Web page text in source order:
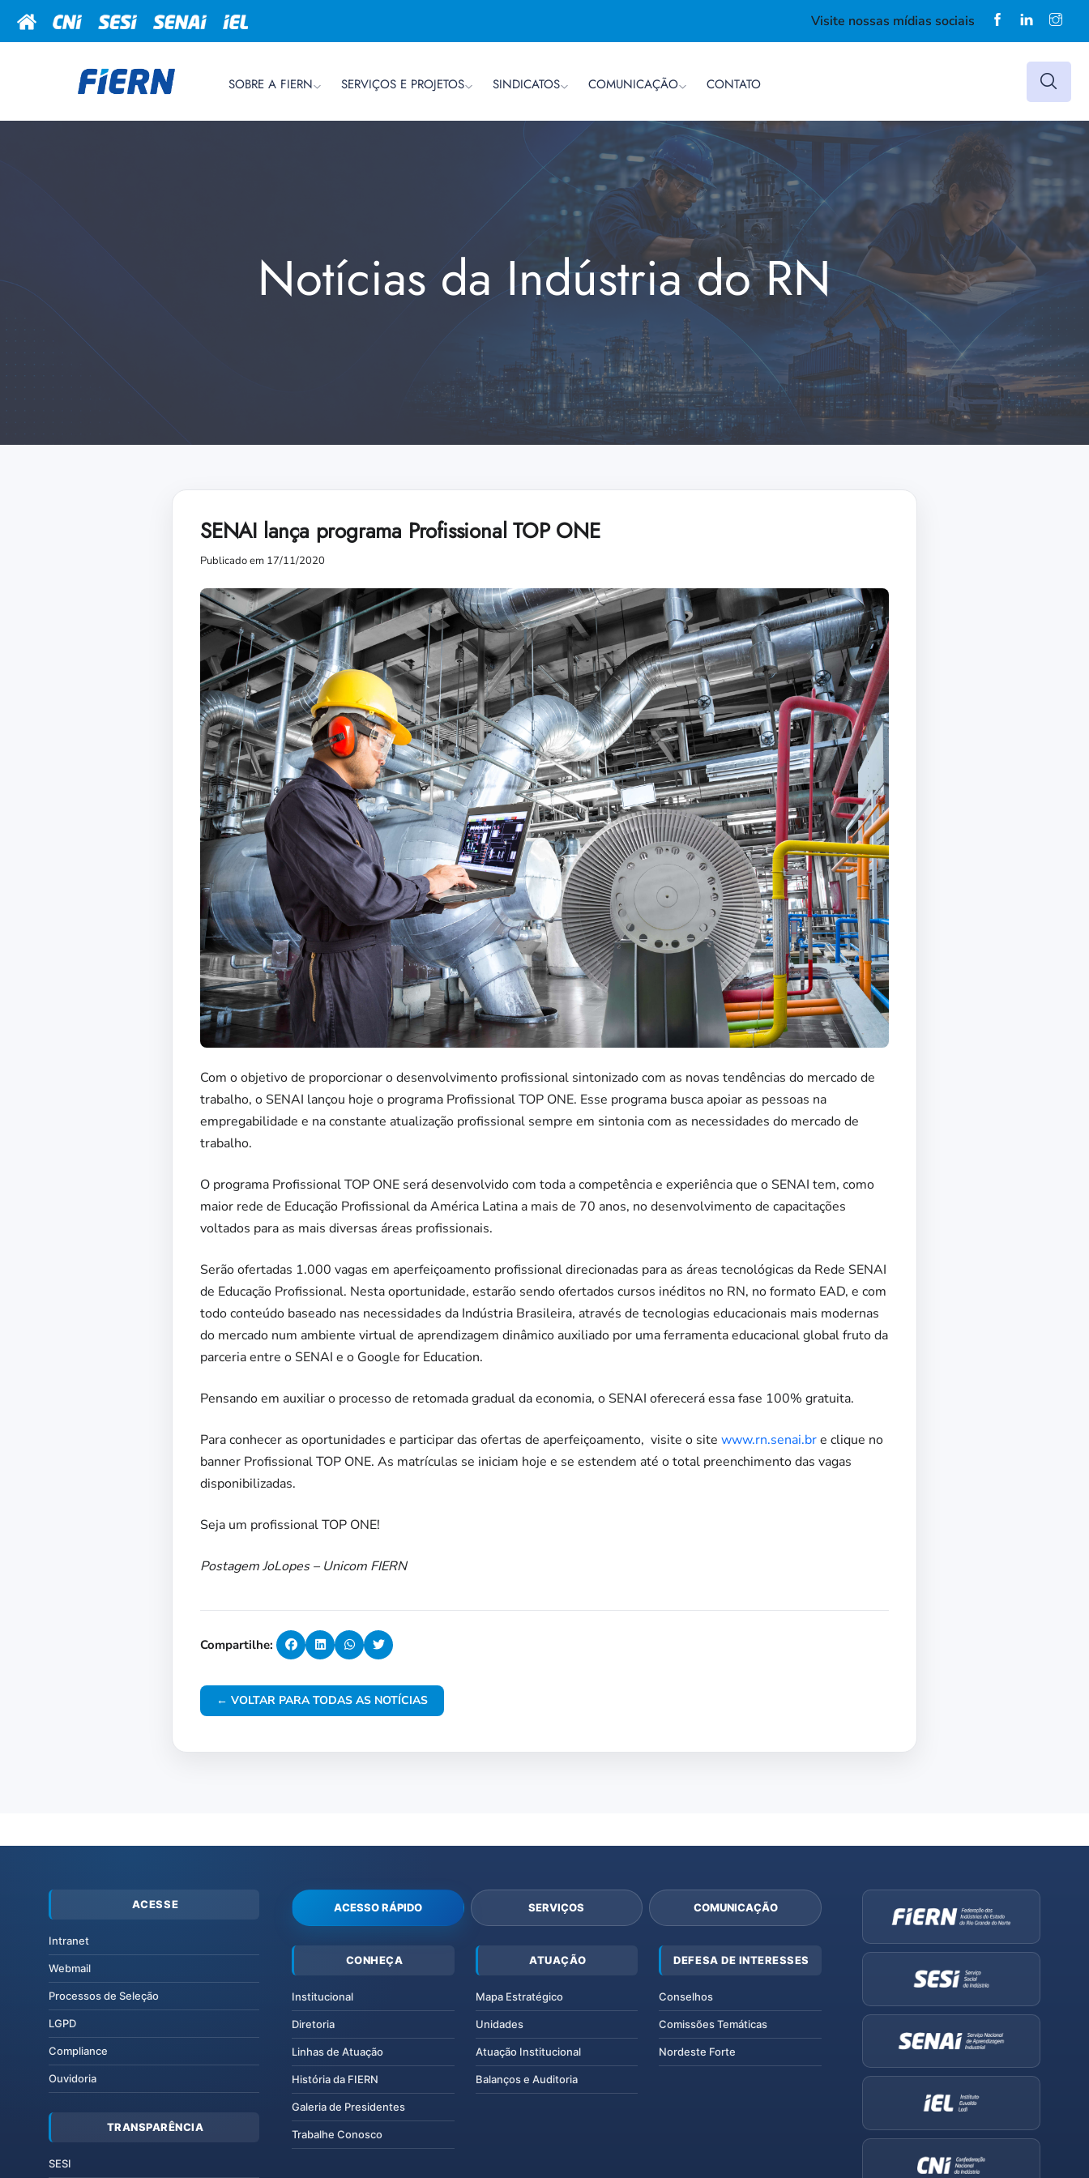
Visite nossas mídias sociais
SOBRE A FIERN SERVIÇOS E PROJETOS SINDICATOS COMUNICAÇÃO CONTATO
Notícias da Indústria do RN
SENAI lança programa Profissional TOP ONE
Publicado em 17/11/2020
Com o objetivo de proporcionar o desenvolvimento profissional sintonizado com as novas tendências do mercado de
trabalho, o SENAI lançou hoje o programa Profissional TOP ONE. Esse programa busca apoiar as pessoas na
empregabilidade e na constante atualização profissional sempre em sintonia com as necessidades do mercado de
trabalho.
O programa Profissional TOP ONE será desenvolvido com toda a competência e experiência que o SENAI tem, como
maior rede de Educação Profissional da América Latina a mais de 70 anos, no desenvolvimento de capacitações
voltados para as mais diversas áreas profissionais.
Serão ofertadas 1.000 vagas em aperfeiçoamento profissional direcionadas para as áreas tecnológicas da Rede SENAI
de Educação Profissional. Nesta oportunidade, estarão sendo ofertados cursos inéditos no RN, no formato EAD, e com
todo conteúdo baseado nas necessidades da Indústria Brasileira, através de tecnologias educacionais mais modernas
do mercado num ambiente virtual de aprendizagem dinâmico auxiliado por uma ferramenta educacional global fruto da
parceria entre o SENAI e o Google for Education.
Pensando em auxiliar o processo de retomada gradual da economia, o SENAI oferecerá essa fase 100% gratuita.
Para conhecer as oportunidades e participar das ofertas de aperfeiçoamento, visite o site www.rn.senai.bre clique no
banner Profissional TOP ONE. As matrículas se iniciam hoje e se estendem até o total preenchimento das vagas
disponibilizadas.
Seja um profissional TOP ONE!
Postagem JoLopes – Unicom FIERN
Compartilhe:
← VOLTAR PARA TODAS AS NOTÍCIAS
ACESSE
Intranet
Webmail
Processos de Seleção
LGPD
Compliance
Ouvidoria
TRANSPARÊNCIA
SESI
ACESSO RÁPIDO SERVIÇOS COMUNICAÇÃO
CONHEÇA
Institucional
Diretoria
Linhas de Atuação
História da FIERN
Galeria de Presidentes
Trabalhe Conosco
ATUAÇÃO
Mapa Estratégico
Unidades
Atuação Institucional
Balanços e Auditoria
DEFESA DE INTERESSES
Conselhos
Comissões Temáticas
Nordeste Forte